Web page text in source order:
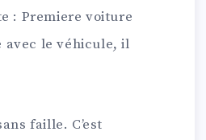
: Premiere voiture
avec le véhicule, il
faille. C’est